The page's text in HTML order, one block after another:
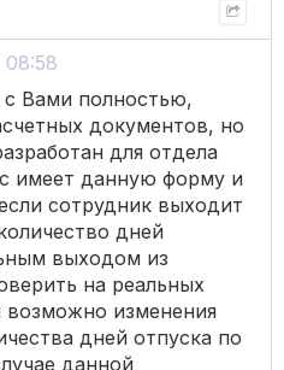
08:58
Вами полностью,
документов, но
для отдела
имеет данную форму и
сотрудник выходит
дней
выходом из
на реальных
изменения
дней отпуска по
данной